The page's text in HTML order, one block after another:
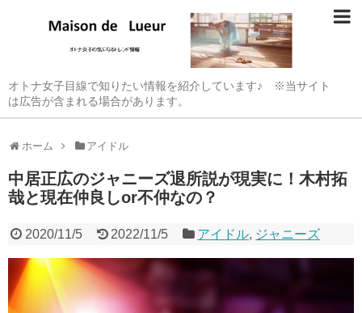
オトナ女子目線で知りたい情報を紹介しています♪ ※当サイト
は広告が含まれる場合があります。
ホーム アイドル
中居正広のジャニーズ退所説が現実に！木村拓
哉と現在仲良しor不仲なの？
2020/11/5 2022/11/5 アイドル, ジャニーズ